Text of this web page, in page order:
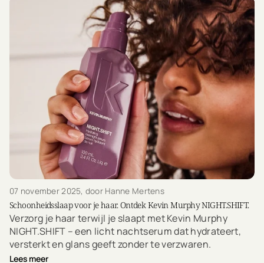
07 november 2025, door Hanne Mertens
Schoonheidsslaap voor je haar. Ontdek Kevin Murphy NIGHT.SHIFT.
Verzorg je haar terwijl je slaapt met Kevin Murphy
NIGHT.SHIFT – een licht nachtserum dat hydrateert,
versterkt en glans geeft zonder te verzwaren.
Lees meer